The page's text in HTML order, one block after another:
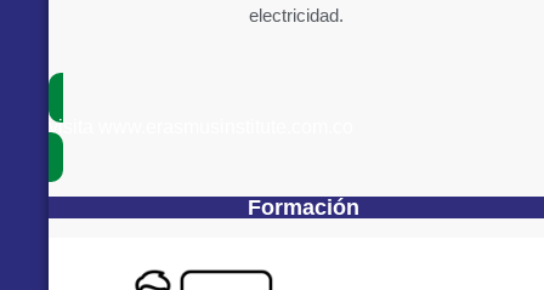
electricidad.
visita www.erasmusinstitute.com.co
Formación